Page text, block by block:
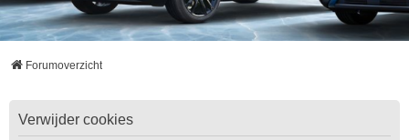
Forumoverzicht
Verwijder cookies